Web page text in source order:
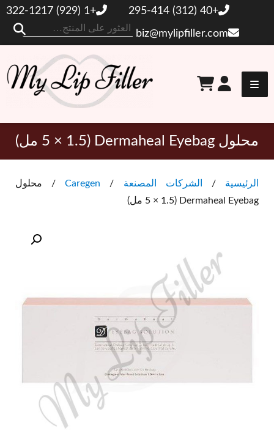
+40 (312) 295-414
+1 (929) 322-1217
biz@mylipfiller.com
حشو الشفاه الخاص بي
محلول Dermaheal Eyebag (5 × 1.5 مل)
الرئيسية / الشركات المصنعة /
Caregen/ محلول
Dermaheal Eyebag (5 × 1.5 مل)